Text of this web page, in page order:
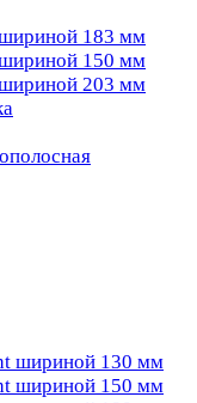
183 мм
150 мм
203 мм
шириной 130 мм
шириной 150 мм